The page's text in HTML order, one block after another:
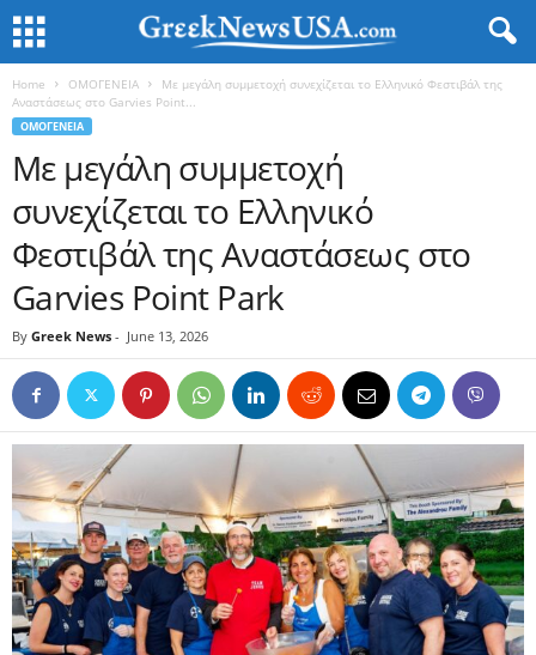
Home ΟΜΟΓΕΝΕΙΑ
Με μεγάλη συμμετοχή συνεχίζεται το Ελληνικό Φεστιβάλ της
Αναστάσεως στο Garvies Point...
ΟΜΟΓΕΝΕΙΑ
Με μεγάλη συμμετοχή
συνεχίζεται το Ελληνικό
Φεστιβάλ της Αναστάσεως στο
Garvies Point Park
By Greek News - June 13, 2026